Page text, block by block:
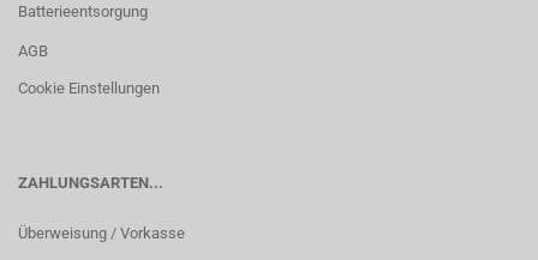
Batterieentsorgung
AGB
Cookie Einstellungen
ZAHLUNGSARTEN...
Überweisung / Vorkasse